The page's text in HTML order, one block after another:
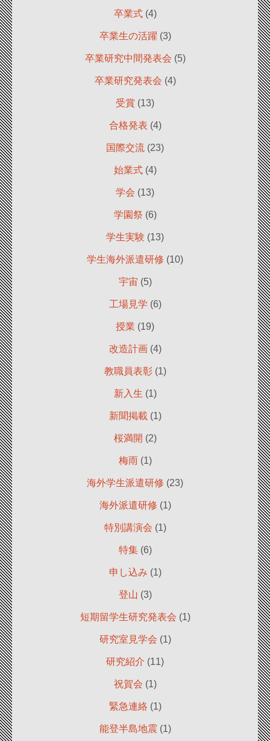
卒業式(4)
卒業生の活躍 (3)
卒業研究中間発表会 (5)
卒業研究発表会 (4)
受賞 (13)
合格発表 (4)
国際交流 (23)
始業式(4)
学会 (13)
学園祭 (6)
学生実験 (13)
学生海外派遣研修 (10)
宇宙 (5)
工場見学 (6)
授業 (19)
改造計画(4)
教職員表彰(1)
新入生 (1)
新聞掲載 (1)
桜満開 (2)
梅雨(1)
海外学生派遣研修 (23)
海外派遣研修 (1)
特別講演会 (1)
特集(6)
申し込み (1)
登山 (3)
短期留学生研究発表会 (1)
研究室見学会 (1)
研究紹介 (11)
祝賀会 (1)
緊急連絡 (1)
能登半島地震 (1)